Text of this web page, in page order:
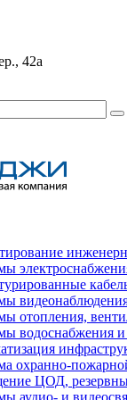
42а
отопления,
водоснабжения и
охранно-
ЦОД,
аудио- и